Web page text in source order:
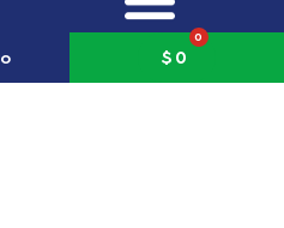
$0
0
Carrito